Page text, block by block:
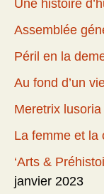
Une histoire
Assemblée
Péril en la
Au fond d’un
Meretrix
La femme et la
‘Arts &
janvier 2023